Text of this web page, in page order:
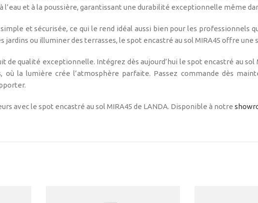
l’eau et à la poussière, garantissant une durabilité exceptionnelle même
et sécurisée, ce qui le rend idéal aussi bien pour les
jardins ou illuminer des terrasses, le spot encastré au sol MIRA45 offre
de qualité exceptionnelle. Intégrez dès aujourd’hui le spot encastré au
où la lumière crée l’atmosphère parfaite. Passez commande dès
avec le spot encastré au sol MIRA45 de LANDA. Disponible à notre